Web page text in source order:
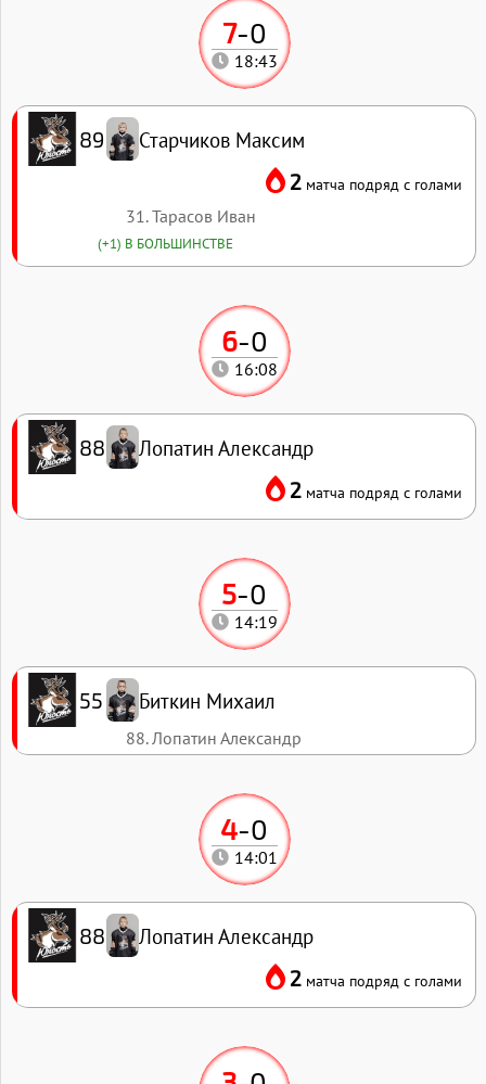
4-0
14:01
88 Лопатин Александр
2 матча подряд с голами
5-0
14:19
55 Биткин Михаил
88. Лопатин Александр
6-0
16:08
88 Лопатин Александр
2 матча подряд с голами
7-0
18:43
89 Старчиков Максим
2 матча подряд с голами
31. Тарасов Иван
(+1) В БОЛЬШИНСТВЕ